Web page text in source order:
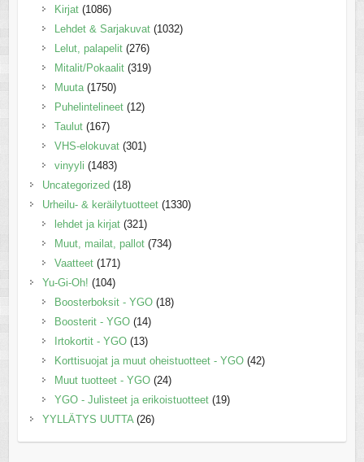
Kirjat (1086)
Lehdet & Sarjakuvat (1032)
Lelut, palapelit (276)
Mitalit/Pokaalit (319)
Muuta (1750)
Puhelintelineet (12)
Taulut (167)
VHS-elokuvat (301)
vinyyli (1483)
Uncategorized (18)
Urheilu- & keräilytuotteet (1330)
lehdet ja kirjat (321)
Muut, mailat, pallot (734)
Vaatteet (171)
Yu-Gi-Oh! (104)
Boosterboksit - YGO (18)
Boosterit - YGO (14)
Irtokortit - YGO (13)
Korttisuojat ja muut oheistuotteet - YGO (42)
Muut tuotteet - YGO (24)
YGO - Julisteet ja erikoistuotteet (19)
YYLLÄTYS UUTTA (26)